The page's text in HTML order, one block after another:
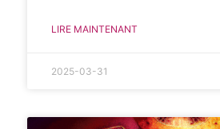
LIRE MAINTENANT
2025-03-31